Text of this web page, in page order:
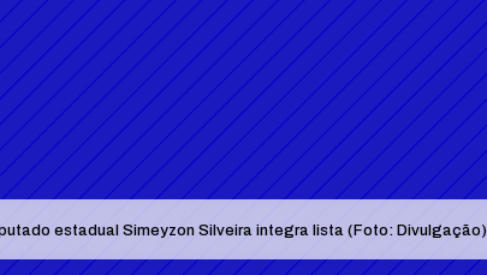
estadual Simeyzon Silveira integra lista (Foto: Divulgação)